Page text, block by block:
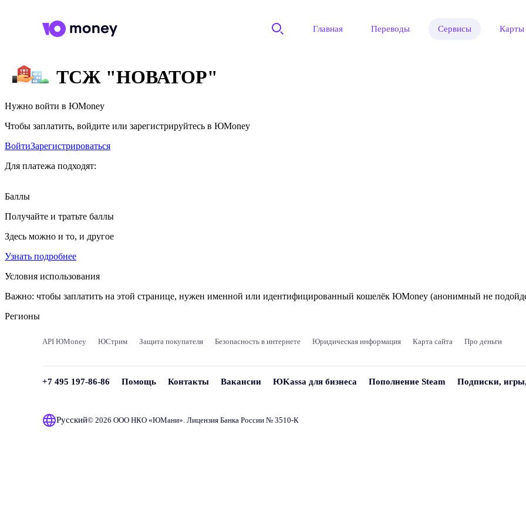
Главная Переводы Сервисы Карты
ТСЖ "НОВАТОР"
Нужно войти в ЮMoney
Чтобы заплатить, войдите или зарегистрируйтесь в ЮMoney
ВойтиЗарегистрироваться
Для платежа подходят:
Баллы
Получайте и тратьте баллы
Здесь можно и то, и другое
Узнать подробнее
Условия использования
Важно: чтобы заплатить на этой странице, нужен именной или идентифицированный кошелёк ЮMoney (анонимный не
Регионы
API ЮMoney ЮСтрим Защита покупателя Безопасность в интернете Юридическая информация Карта сайта Про деньги
+7 495 197-86-86 Помощь Контакты Вакансии ЮKassa для бизнеса Пополнение Steam Подписки,
Русский© 2026 ООО НКО «ЮМани». Лицензия Банка России № 3510‑К